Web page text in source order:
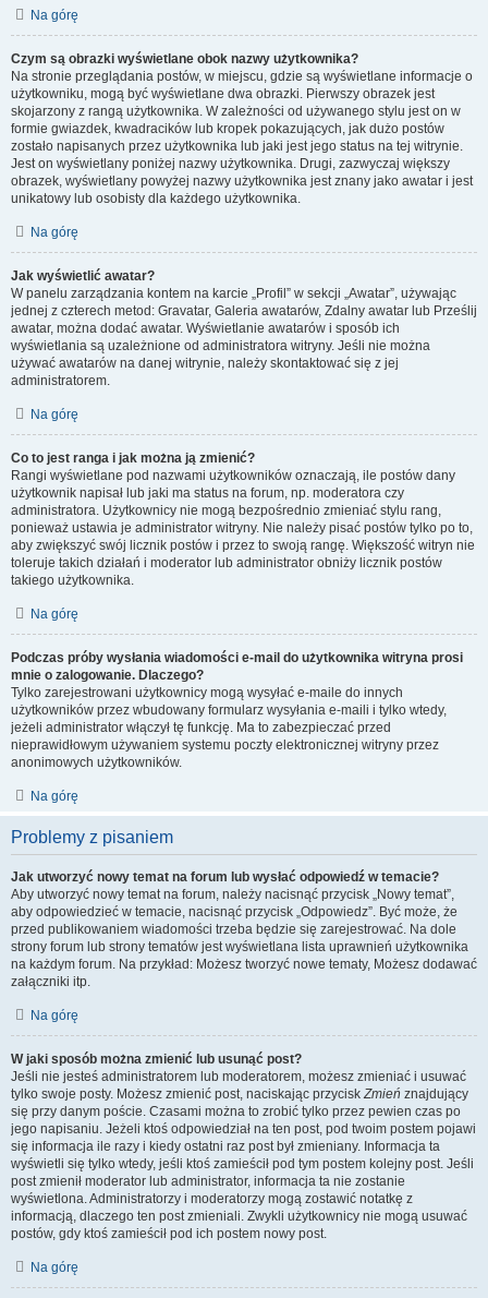
Na górę
Czym są obrazki wyświetlane obok nazwy użytkownika?
Na stronie przeglądania postów, w miejscu, gdzie są wyświetlane informacje o
użytkowniku, mogą być wyświetlane dwa obrazki. Pierwszy obrazek jest
skojarzony z rangą użytkownika. W zależności od używanego stylu jest on w
formie gwiazdek, kwadracików lub kropek pokazujących, jak dużo postów
zostało napisanych przez użytkownika lub jaki jest jego status na tej witrynie.
Jest on wyświetlany poniżej nazwy użytkownika. Drugi, zazwyczaj większy
obrazek, wyświetlany powyżej nazwy użytkownika jest znany jako awatar i jest
unikatowy lub osobisty dla każdego użytkownika.
Na górę
Jak wyświetlić awatar?
W panelu zarządzania kontem na karcie „Profil” w sekcji „Awatar”, używając
jednej z czterech metod: Gravatar, Galeria awatarów, Zdalny awatar lub Prześlij
awatar, można dodać awatar. Wyświetlanie awatarów i sposób ich
wyświetlania są uzależnione od administratora witryny. Jeśli nie można
używać awatarów na danej witrynie, należy skontaktować się z jej
administratorem.
Na górę
Co to jest ranga i jak można ją zmienić?
Rangi wyświetlane pod nazwami użytkowników oznaczają, ile postów dany
użytkownik napisał lub jaki ma status na forum, np. moderatora czy
administratora. Użytkownicy nie mogą bezpośrednio zmieniać stylu rang,
ponieważ ustawia je administrator witryny. Nie należy pisać postów tylko po to,
aby zwiększyć swój licznik postów i przez to swoją rangę. Większość witryn nie
toleruje takich działań i moderator lub administrator obniży licznik postów
takiego użytkownika.
Na górę
Podczas próby wysłania wiadomości e-mail do użytkownika witryna prosi
mnie o zalogowanie. Dlaczego?
Tylko zarejestrowani użytkownicy mogą wysyłać e-maile do innych
użytkowników przez wbudowany formularz wysyłania e-maili i tylko wtedy,
jeżeli administrator włączył tę funkcję. Ma to zabezpieczać przed
nieprawidłowym używaniem systemu poczty elektronicznej witryny przez
anonimowych użytkowników.
Na górę
Problemy z pisaniem
Jak utworzyć nowy temat na forum lub wysłać odpowiedź w temacie?
Aby utworzyć nowy temat na forum, należy nacisnąć przycisk „Nowy temat”,
aby odpowiedzieć w temacie, nacisnąć przycisk „Odpowiedz”. Być może, że
przed publikowaniem wiadomości trzeba będzie się zarejestrować. Na dole
strony forum lub strony tematów jest wyświetlana lista uprawnień użytkownika
na każdym forum. Na przykład: Możesz tworzyć nowe tematy, Możesz dodawać
załączniki itp.
Na górę
W jaki sposób można zmienić lub usunąć post?
Jeśli nie jesteś administratorem lub moderatorem, możesz zmieniać i usuwać
tylko swoje posty. Możesz zmienić post, naciskając przyciskZmień znajdujący
się przy danym poście. Czasami można to zrobić tylko przez pewien czas po
jego napisaniu. Jeżeli ktoś odpowiedział na ten post, pod twoim postem pojawi
się informacja ile razy i kiedy ostatni raz post był zmieniany. Informacja ta
wyświetli się tylko wtedy, jeśli ktoś zamieścił pod tym postem kolejny post. Jeśli
post zmienił moderator lub administrator, informacja ta nie zostanie
wyświetlona. Administratorzy i moderatorzy mogą zostawić notatkę z
informacją, dlaczego ten post zmieniali. Zwykli użytkownicy nie mogą usuwać
postów, gdy ktoś zamieścił pod ich postem nowy post.
Na górę